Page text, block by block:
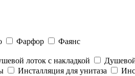
Фарфор
Фаянс
лоток с накладкой
Инсталляция для унитаза